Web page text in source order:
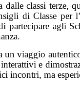
dalle classi
di Classe
partecipare agli
viaggio
e
incontri, ma